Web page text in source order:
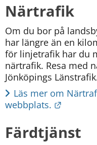
Närtrafik
Om du bor på
har längre än en
för linjetrafik har du
närtrafik. Resa med
Jönköpings
Läs mer om
webbplats.
Färdtjänst
bifogas
meddelandet.